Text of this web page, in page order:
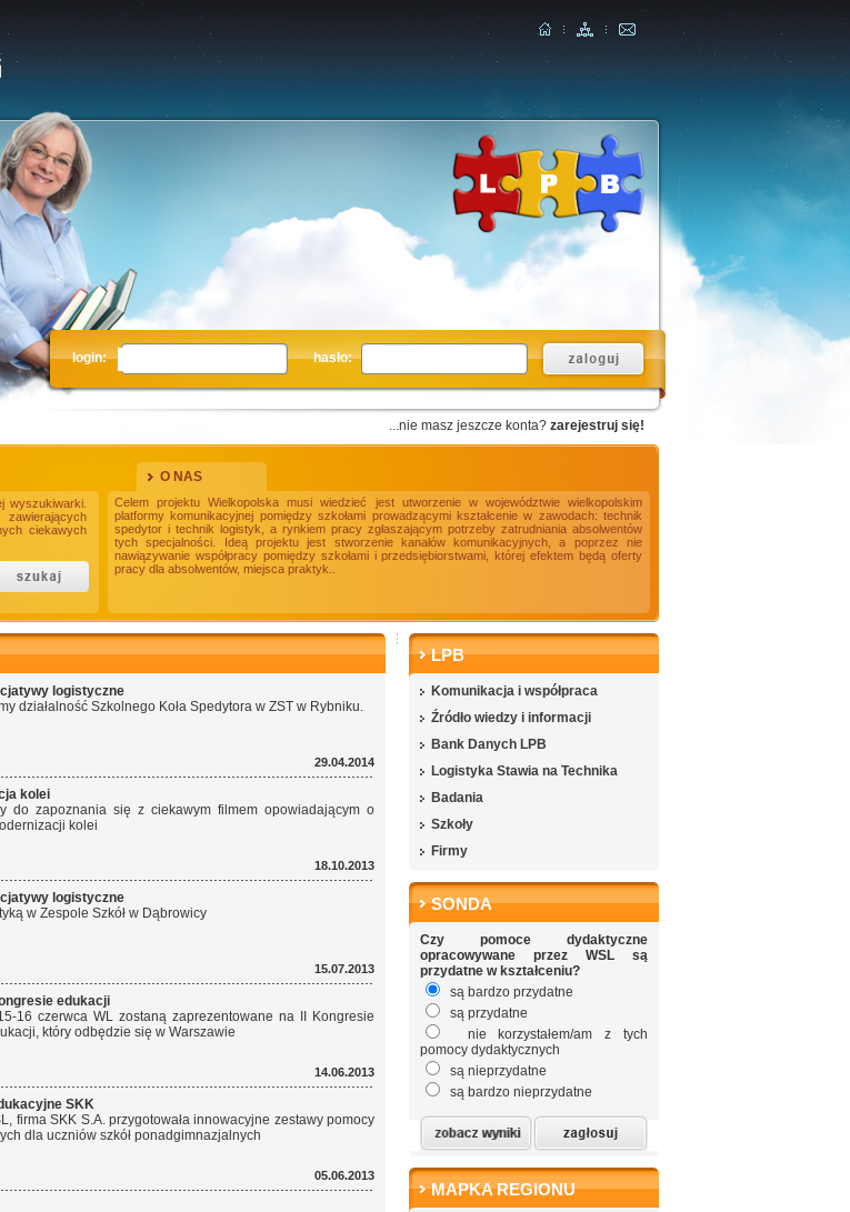
login: hasło:
...nie masz jeszcze konta? zarejestruj się!
wyszukiwarki.
ciekawych
O NAS
Celem projektu Wielkopolska musi wiedzieć jest utworzenie w województwie wielkopolskim
platformy komunikacyjnej pomiędzy szkołami prowadzącymi kształcenie w zawodach: technik
spedytor i technik logistyk, a rynkiem pracy zgłaszającym potrzeby zatrudniania absolwentów
tych specjalności. Ideą projektu jest stworzenie kanałów komunikacyjnych, a poprzez nie
nawiązywanie współpracy pomiędzy szkołami i przedsiębiorstwami, której efektem będą oferty
pracy dla absolwentów, miejsca praktyk..
logistyczne
działalność Szkolnego Koła Spedytora w ZST w Rybniku.
29.04.2014
kolei
do zapoznania się z ciekawym filmem opowiadającym o
kolei
18.10.2013
logistyczne
w Zespole Szkół w Dąbrowicy
15.07.2013
edukacji
16 czerwca WL zostaną zaprezentowane na II Kongresie
który odbędzie się w Warszawie
14.06.2013
SKK
firma SKK S.A. przygotowała innowacyjne zestawy pomocy
dla uczniów szkół ponadgimnazjalnych
05.06.2013
LPB
Komunikacja i współpraca
Źródło wiedzy i informacji
Bank Danych LPB
Logistyka Stawia na Technika
Badania
Szkoły
Firmy
SONDA
Czy pomoce dydaktyczne
opracowywane przez WSL są
przydatne w kształceniu?
są bardzo przydatne
są przydatne
nie korzystałem/am z tych
pomocy dydaktycznych
są nieprzydatne
są bardzo nieprzydatne
MAPKA REGIONU